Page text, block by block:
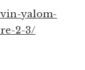
yalom-
2-3/